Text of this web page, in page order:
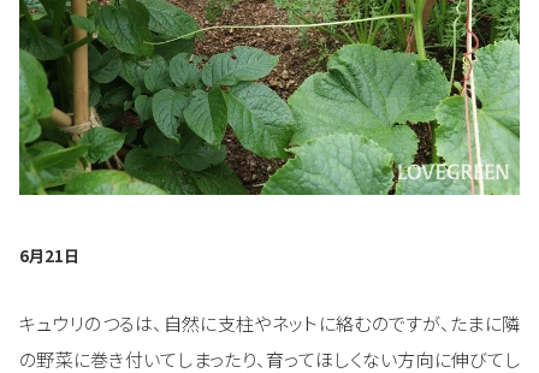
6月21日
キュウリのつるは、自然に支柱やネットに絡むのですが、たまに隣
の野菜に巻き付いてしまったり、育ってほしくない方向に伸びてし